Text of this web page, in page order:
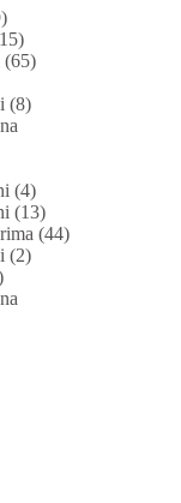
(65)
(8)
(4)
(13)
(44)
(2)